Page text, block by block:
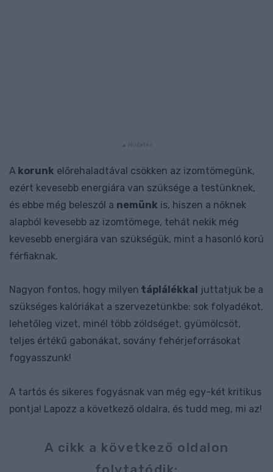
A korunk előrehaladtával csökken az izomtömegünk,
ezért kevesebb energiára van szüksége a testünknek,
és ebbe még beleszól a nemünk is, hiszen a nőknek
alapból kevesebb az izomtömege, tehát nekik még
kevesebb energiára van szükségük, mint a hasonló korú
férfiaknak.
Nagyon fontos, hogy milyen táplálékkal
juttatjuk be a
szükséges kalóriákat a szervezetünkbe: sok folyadékot,
lehetőleg vizet, minél több zöldséget, gyümölcsöt,
teljes értékű gabonákat, sovány fehérjeforrásokat
fogyasszunk!
A tartós és sikeres fogyásnak van még egy-két kritikus
pontja! Lapozz a következő oldalra, és tudd meg, mi az!
A cikk a következő oldalon